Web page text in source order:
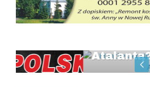
Atalantą?